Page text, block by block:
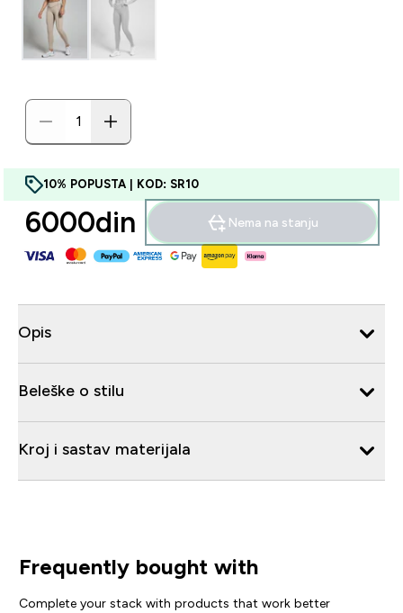
10% POPUSTA | KOD: SR10
6000din‎ Nema na stanju
Opis
Beleške o stilu
Kroj i sastav materijala
Frequently bought with
Complete your stack with products that work better